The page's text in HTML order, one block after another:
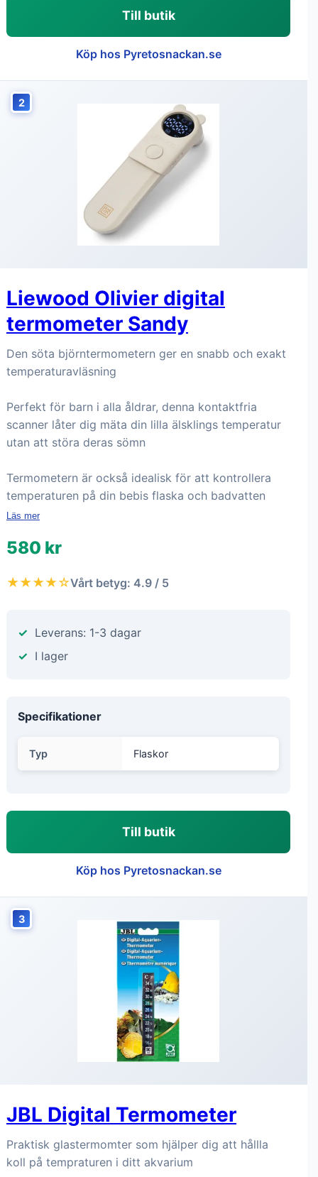
Till butik
Köp hos Pyretosnackan.se
2
Liewood Olivier digital
termometer Sandy
Den söta björntermometern ger en snabb och exakt
temperaturavläsning
Perfekt för barn i alla åldrar, denna kontaktfria
scanner låter dig mäta din lilla älsklings temperatur
utan att störa deras sömn
Termometern är också idealisk för att kontrollera
temperaturen på din bebis flaska och badvatten
Läs mer
580 kr
★★★★☆Vårt betyg: 4.9 / 5
Leverans: 1-3 dagar
I lager
Specifikationer
Typ Flaskor
Till butik
Köp hos Pyretosnackan.se
3
JBL Digital Termometer
Praktisk glastermomter som hjälper dig att hållla
koll på tempraturen i ditt akvarium